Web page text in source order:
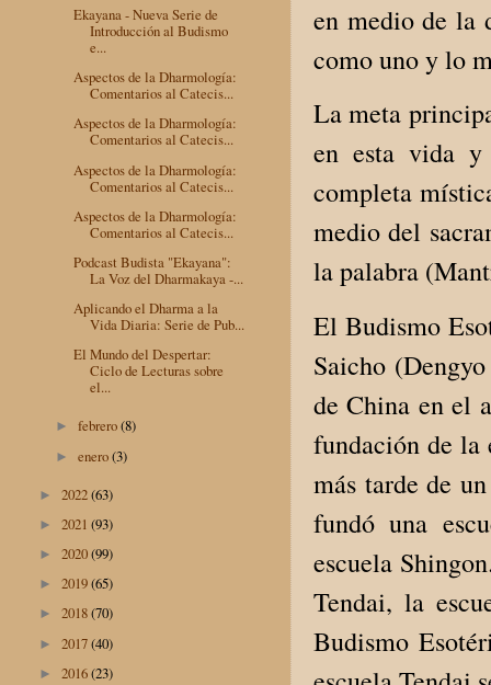
en medio de la
como uno y lo
La meta
en esta vida y
completa
medio del
la palabra
El Budismo
Saicho
de China en el
fundación de la
más tarde de
fundó una
escuela
Tendai, la
Budismo
Ekayana - Nueva Serie de
Introducción al Budismo
e...
Aspectos de la Dharmología:
Comentarios al Catecis...
Aspectos de la Dharmología:
Comentarios al Catecis...
Aspectos de la Dharmología:
Comentarios al Catecis...
Aspectos de la Dharmología:
Comentarios al Catecis...
Podcast Budista "Ekayana":
La Voz del Dharmakaya -...
Aplicando el Dharma a la
Vida Diaria: Serie de Pub...
El Mundo del Despertar:
Ciclo de Lecturas sobre
el...
►febrero(8)
►enero(3)
► 2022(63)
► 2021 (93)
► 2020(99)
► 2019(65)
► 2018(70)
► 2017(40)
► 2016(23)